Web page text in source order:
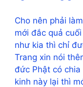
Cho nên phải
mới đắc quả
như kia thì chỉ
Trang xin nói
đức Phật có
kinh này lại thì